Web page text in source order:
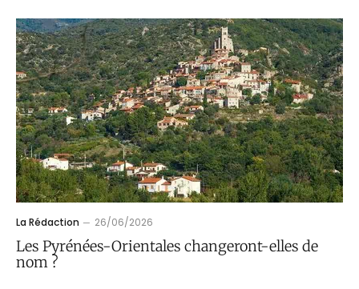
La Rédaction 26/06/2026
Les Pyrénées-Orientales changeront-elles de
nom ?